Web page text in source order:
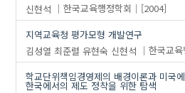
신현석
한국교육행정학회
[2004]
지역교육청 평가모형 개발연구
김성열 최준렬 유현숙 신현석 한국교
학교단위책임경영제의 배경이론과 미국
한국에서의 제도 정착을 위한 탐색